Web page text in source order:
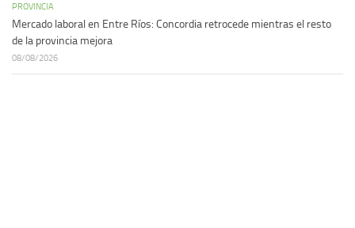
PROVINCIA
Mercado laboral en Entre Ríos: Concordia retrocede mientras el resto
de la provincia mejora
08/08/2026